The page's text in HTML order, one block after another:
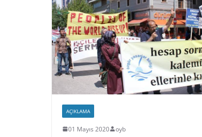
AÇIKLAMA
01 Mayıs 2020 oyb